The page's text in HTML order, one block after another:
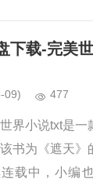
注本站，新章节
下载-完美
09) 477
界小说txt是一
书为《遮天》
载中，小编